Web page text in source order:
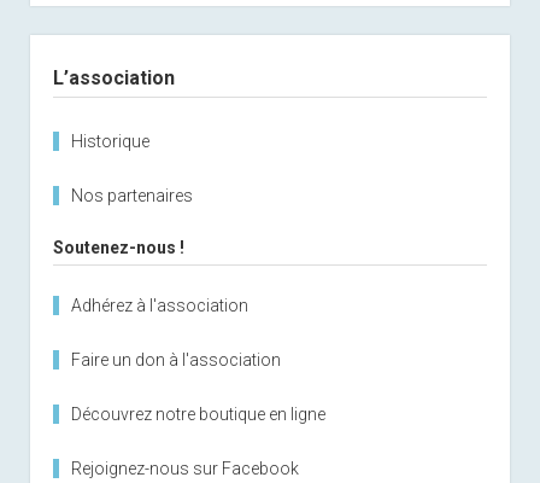
de
Rupholding
L’association
Historique
Nos partenaires
Soutenez-nous !
Adhérez à l'association
Faire un don à l'association
Découvrez notre boutique en ligne
Rejoignez-nous sur Facebook